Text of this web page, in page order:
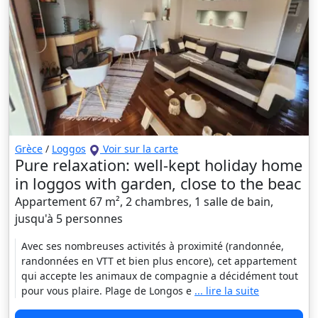
Grèce / Loggos Voir sur la carte
Pure relaxation: well-kept holiday home
in loggos with garden, close to the beac
Appartement 67 m², 2 chambres, 1 salle de bain,
jusqu'à 5 personnes
Avec ses nombreuses activités à proximité (randonnée,
randonnées en VTT et bien plus encore), cet appartement
qui accepte les animaux de compagnie a décidément tout
pour vous plaire. Plage de Longos e ... lire la suite